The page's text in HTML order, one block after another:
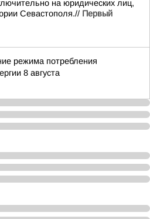
на юридических лиц,
Севастополя.// Первый
режима потребления
8 августа